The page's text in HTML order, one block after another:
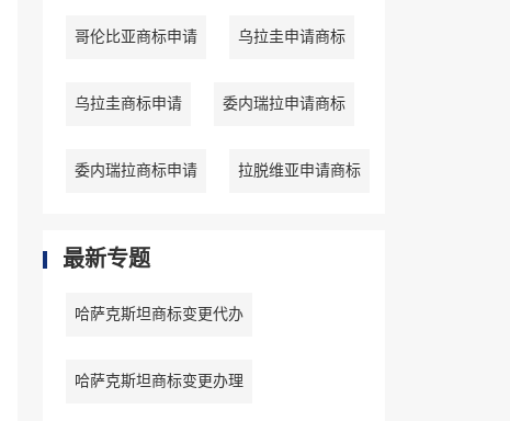
哥伦比亚商标申请 乌拉圭申请商标
乌拉圭商标申请 委内瑞拉申请商标
委内瑞拉商标申请 拉脱维亚申请商标
最新专题
哈萨克斯坦商标变更代办
哈萨克斯坦商标变更办理